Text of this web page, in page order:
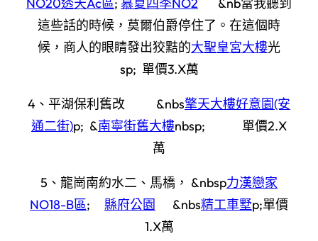
這些話的時候，莫爾伯爵停住了。在這個時
候，商人的眼睛發出狡黠的大聖皇宮大樓光
sp; 單價3.X萬
4、平湖保利舊改 &nbs擎天大樓好意園(安
通二街)p; &南寧街舊大樓nbsp; 單價2.X
萬
5、龍崗南約水二、馬橋， &nbsp力漢戀家
NO18-B區; 縣府公園 &nbs精工車墅p;單價
1.X萬